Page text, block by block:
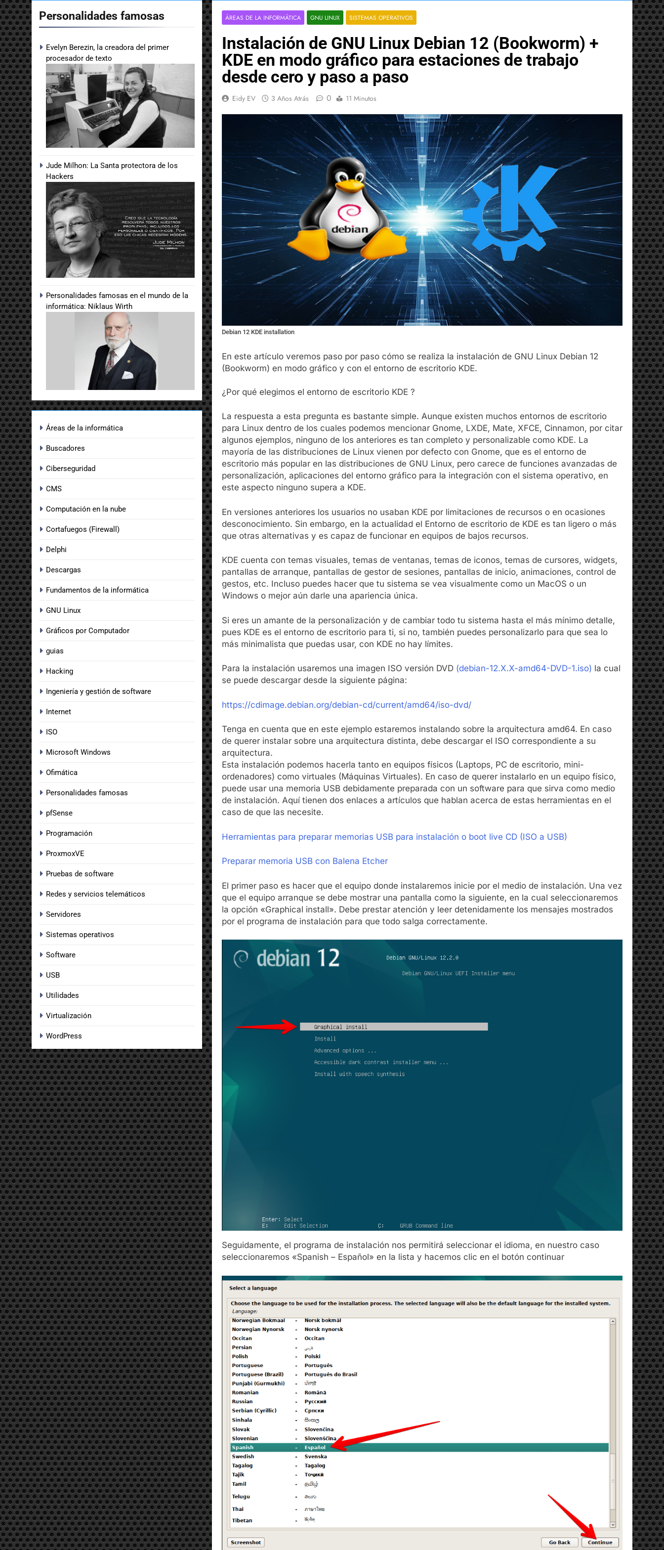
Personalidades famosas
Evelyn Berezin, la creadora del primer
procesador de texto
Jude Milhon: La Santa protectora de los
Hackers
Personalidades famosas en el mundo de la
informática: Niklaus Wirth
Áreas de la informática
Buscadores
Ciberseguridad
CMS
Computación en la nube
Cortafuegos (Firewall)
Delphi
Descargas
Fundamentos de la informática
GNU Linux
Gráficos por Computador
guias
Hacking
Ingeniería y gestión de software
Internet
ISO
Microsoft Windows
Ofimática
Personalidades famosas
pfSense
Programación
ProxmoxVE
Pruebas de software
Redes y servicios telemáticos
Servidores
Sistemas operativos
Software
USB
Utilidades
Virtualización
WordPress
ÁREAS DE LA INFORMÁTICA GNU LINUX SISTEMAS OPERATIVOS
Instalación de GNU Linux Debian 12 (Bookworm) +
KDE en modo gráfico para estaciones de trabajo
desde cero y paso a paso
Eidy EV 3 Años Atrás 0 11 Minutos
Debian 12 KDE installation
En este artículo veremos paso por paso cómo se realiza la instalación de GNU Linux Debian 12
(Bookworm) en modo gráfico y con el entorno de escritorio KDE.
¿Por qué elegimos el entorno de escritorio KDE ?
La respuesta a esta pregunta es bastante simple. Aunque existen muchos entornos de escritorio
para Linux dentro de los cuales podemos mencionar Gnome, LXDE, Mate, XFCE, Cinnamon, por citar
algunos ejemplos, ninguno de los anteriores es tan completo y personalizable como KDE. La
mayoría de las distribuciones de Linux vienen por defecto con Gnome, que es el entorno de
escritorio más popular en las distribuciones de GNU Linux, pero carece de funciones avanzadas de
personalización, aplicaciones del entorno gráfico para la integración con el sistema operativo, en
este aspecto ninguno supera a KDE.
En versiones anteriores los usuarios no usaban KDE por limitaciones de recursos o en ocasiones
desconocimiento. Sin embargo, en la actualidad el Entorno de escritorio de KDE es tan ligero o más
que otras alternativas y es capaz de funcionar en equipos de bajos recursos.
KDE cuenta con temas visuales, temas de ventanas, temas de iconos, temas de cursores, widgets,
pantallas de arranque, pantallas de gestor de sesiones, pantallas de inicio, animaciones, control de
gestos, etc. Incluso puedes hacer que tu sistema se vea visualmente como un MacOS o un
Windows o mejor aún darle una apariencia única.
Si eres un amante de la personalización y de cambiar todo tu sistema hasta el más mínimo detalle,
pues KDE es el entorno de escritorio para ti, si no, también puedes personalizarlo para que sea lo
más minimalista que puedas usar, con KDE no hay límites.
Para la instalación usaremos una imagen ISO versión DVD (debian-12.X.X-amd64-DVD-1.iso) la cual
se puede descargar desde la siguiente página:
https://cdimage.debian.org/debian-cd/current/amd64/iso-dvd/
Tenga en cuenta que en este ejemplo estaremos instalando sobre la arquitectura amd64. En caso
de querer instalar sobre una arquitectura distinta, debe descargar el ISO correspondiente a su
arquitectura.
Esta instalación podemos hacerla tanto en equipos físicos (Laptops, PC de escritorio, mini-
ordenadores) como virtuales (Máquinas Virtuales). En caso de querer instalarlo en un equipo físico,
puede usar una memoria USB debidamente preparada con un software para que sirva como medio
de instalación. Aquí tienen dos enlaces a artículos que hablan acerca de estas herramientas en el
caso de que las necesite.
Herramientas para preparar memorias USB para instalación o boot live CD (ISO a USB)
Preparar memoria USB con Balena Etcher
El primer paso es hacer que el equipo donde instalaremos inicie por el medio de instalación. Una vez
que el equipo arranque se debe mostrar una pantalla como la siguiente, en la cual seleccionaremos
la opción «Graphical install». Debe prestar atención y leer detenidamente los mensajes mostrados
por el programa de instalación para que todo salga correctamente.
Seguidamente, el programa de instalación nos permitirá seleccionar el idioma, en nuestro caso
seleccionaremos «Spanish – Español» en la lista y hacemos clic en el botón continuar